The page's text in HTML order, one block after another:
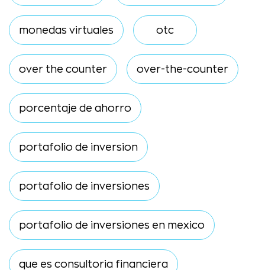
monedas virtuales otc
over the counter over-the-counter
porcentaje de ahorro
portafolio de inversion
portafolio de inversiones
portafolio de inversiones en mexico
que es consultoria financiera